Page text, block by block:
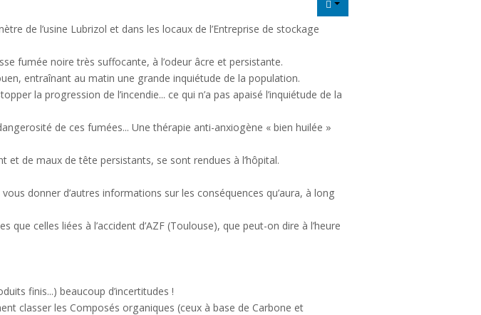
de l’usine Lubrizol et dans les locaux de l’Entreprise de stockage
fumée noire très suffocante, à l’odeur âcre et persistante.
entraînant au matin une grande inquiétude de la population.
la progression de l’incendie... ce qui n’a pas apaisé l’inquiétude de la
de ces fumées... Une thérapie anti-anxiogène « bien huilée »
et de maux de tête persistants, se sont rendues à l’hôpital.
donner d’autres informations sur les conséquences qu’aura, à long
celles liées à l’accident d’AZF (Toulouse), que peut-on dire à l’heure
finis...) beaucoup d’incertitudes !
classer les Composés organiques (ceux à base de Carbone et